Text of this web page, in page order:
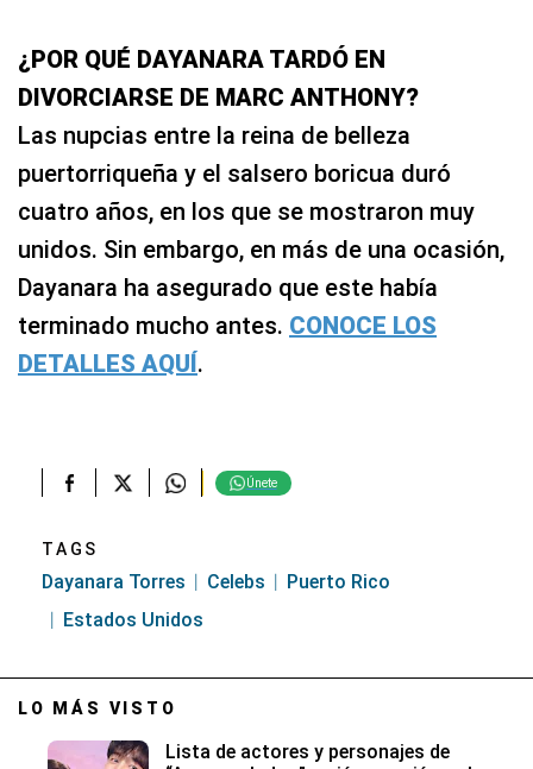
¿POR QUÉ DAYANARA TARDÓ EN
DIVORCIARSE DE MARC ANTHONY?
Las nupcias entre la reina de belleza
puertorriqueña y el salsero boricua duró
cuatro años, en los que se mostraron muy
unidos. Sin embargo, en más de una ocasión,
Dayanara ha asegurado que este había
terminado mucho antes. CONOCE LOS
DETALLES AQUÍ .
Únete
TAGS
Dayanara Torres Celebs
Puerto Rico
Estados Unidos
LO MÁS VISTO
Lista de actores y personajes de